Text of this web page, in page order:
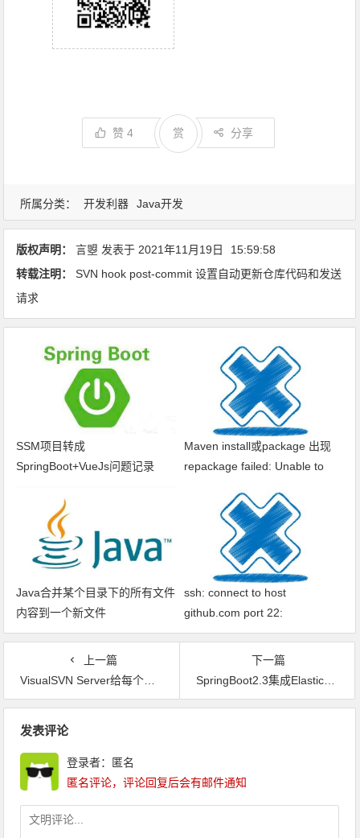
赞4 分享
赏
所属分类： 开发利器 Java开发
版权声明： 言曌 发表于 2021年11月19日
15:59:58
转载注明：
SVN hook post-commit 设置自动更新仓库代码和发送
请求
SSM项目转成
SpringBoot+VueJs问题记录
Maven install或package 出现
repackage failed: Unable to
Java合并某个目录下的所有文件
内容到一个新文件
ssh: connect to host
github.com port 22:
Connection timed out fatal: xxx
上一篇
VisualSVN Server给每个仓库设置单独的authz文件
下一篇
SpringBoot2.3集成ElasticSearch7.6
发表评论
登录者：匿名
匿名评论，评论回复后会有邮件通知